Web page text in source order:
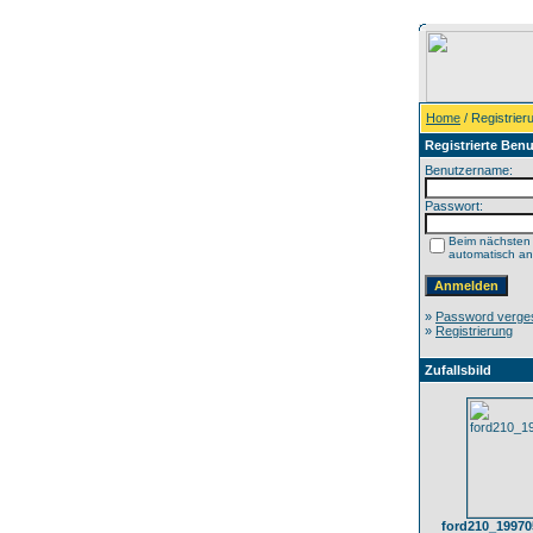
Home /
Registrierte
Benutzername:
Passwort:
Beim nächsten
automatisch
» Password
» Registrierung
Zufallsbild